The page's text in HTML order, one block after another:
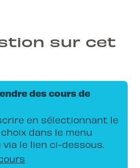
sur cet
des cours de
en sélectionnant le
dans le menu
via le lien ci-dessous.